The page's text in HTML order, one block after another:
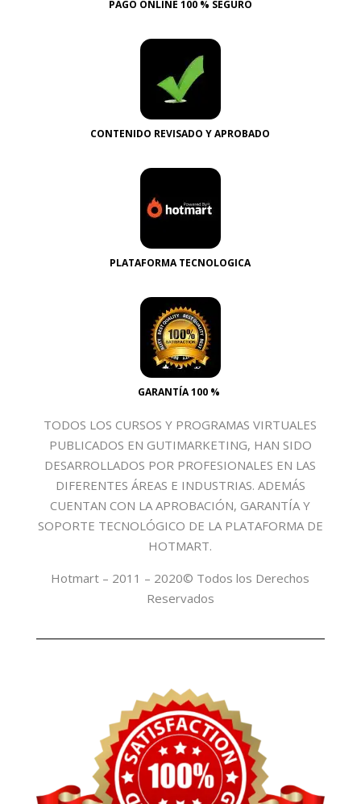
PAGO ONLINE 100 % SEGURO
CONTENIDO REVISADO Y APROBADO
PLATAFORMA TECNOLOGICA
GARANTÍA 100 %
TODOS LOS CURSOS Y PROGRAMAS VIRTUALES
PUBLICADOS EN GUTIMARKETING, HAN SIDO
DESARROLLADOS POR PROFESIONALES EN LAS
DIFERENTES ÁREAS E INDUSTRIAS. ADEMÁS
CUENTAN CON LA APROBACIÓN, GARANTÍA Y
SOPORTE TECNOLÓGICO DE LA PLATAFORMA DE
HOTMART.
Hotmart – 2011 – 2020© Todos los Derechos
Reservados